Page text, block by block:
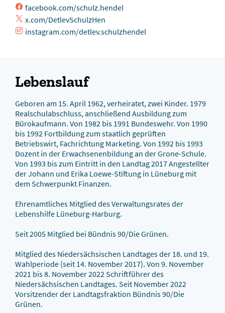
facebook.com/schulz.hendel
x.com/DetlevSchulzHen
instagram.com/detlev.schulzhendel
Lebenslauf
Geboren am 15. April 1962, verheiratet, zwei Kinder. 1979
Realschulabschluss, anschließend Ausbildung zum
Bürokaufmann. Von 1982 bis 1991 Bundeswehr. Von 1990
bis 1992 Fortbildung zum staatlich geprüften
Betriebswirt, Fachrichtung Marketing. Von 1992 bis 1993
Dozent in der Erwachsenenbildung an der Grone-Schule.
Von 1993 bis zum Eintritt in den Landtag 2017 Angestellter
der Johann und Erika Loewe-Stiftung in Lüneburg mit
dem Schwerpunkt Finanzen.
Ehrenamtliches Mitglied des Verwaltungsrates der
Lebenshilfe Lüneburg-Harburg.
Seit 2005 Mitglied bei Bündnis 90/Die Grünen.
Mitglied des Niedersächsischen Landtages der 18. und 19.
Wahlperiode (seit 14. November 2017). Von 9. November
2021 bis 8. November 2022 Schriftführer des
Niedersächsischen Landtages. Seit November 2022
Vorsitzender der Landtagsfraktion Bündnis 90/Die
Grünen.